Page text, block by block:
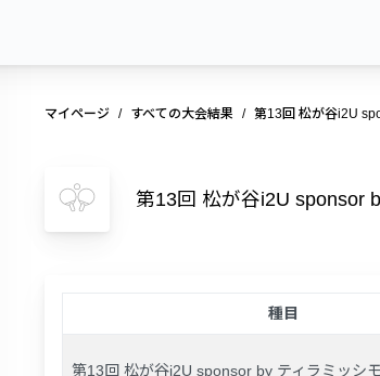
マイページ すべての大会結果 第13回 松が谷i2U
第13回 松が谷i2U sponsor
種目
第13回 松が谷i2U sponsor by ティラミッシモ